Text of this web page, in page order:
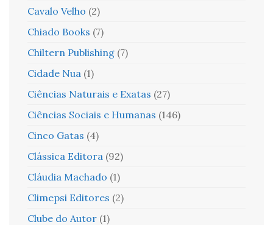
Cavalo Velho (2)
Chiado Books (7)
Chiltern Publishing (7)
Cidade Nua (1)
Ciências Naturais e Exatas (27)
Ciências Sociais e Humanas (146)
Cinco Gatas (4)
Clássica Editora (92)
Cláudia Machado (1)
Climepsi Editores (2)
Clube do Autor (1)